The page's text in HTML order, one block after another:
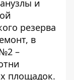
и
резерва
в
–
площадок.